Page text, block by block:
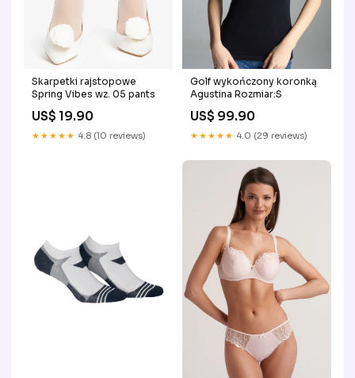
Skarpetki rajstopowe
Spring Vibes wz. 05 pants
US$ 19.90
★★★★★ 4.8 (10 reviews)
Golf wykończony koronką
Agustina Rozmiar:S
US$ 99.90
★★★★★ 4.0 (29 reviews)